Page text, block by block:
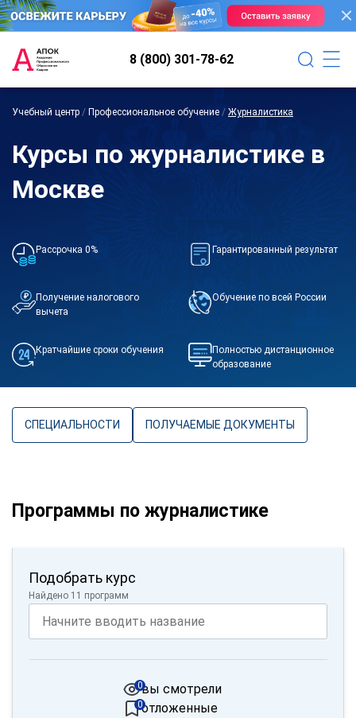
8 (800) 301-78-62
Учебный центр / Профессиональное обучение / Журналистика
Курсы по журналистике в
Москве
Рассрочка 0% Гарантированный результат
Получение налогового
вычета
Обучение по всей России
Кратчайшие сроки обучения
Полностью дистанционное
образование
СПЕЦИАЛЬНОСТИ ПОЛУЧАЕМЫЕ ДОКУМЕНТЫ
Программы по журналистике
Подобрать курс
Найдено 11 программ
вы смотрели
0
отложенные
0